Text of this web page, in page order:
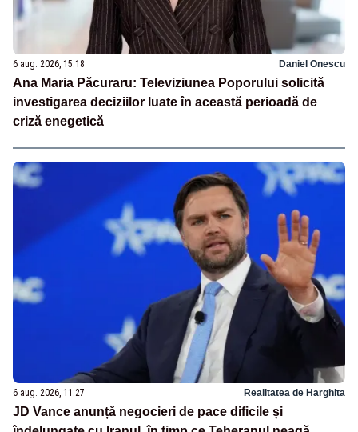
6 aug. 2026, 15:18 Daniel Onescu
Ana Maria Păcuraru: Televiziunea Poporului solicită
investigarea deciziilor luate în această perioadă de
criză enegetică
6 aug. 2026, 11:27 Realitatea de Harghita
JD Vance anunță negocieri de pace dificile și